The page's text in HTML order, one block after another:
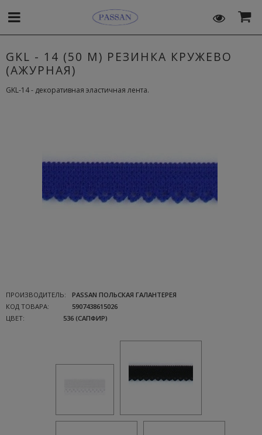
GKL - 14 (50 М) РЕЗИНКА КРУЖЕВО
(АЖУРНАЯ)
GKL-14 - декоративная эластичная лента.
ПРОИЗВОДИТЕЛЬ:
PASSAN ПОЛЬСКАЯ ГАЛАНТЕРЕЯ
КОД ТОВАРА:
5907438615026
ЦВЕТ:
536 (САПФИР)